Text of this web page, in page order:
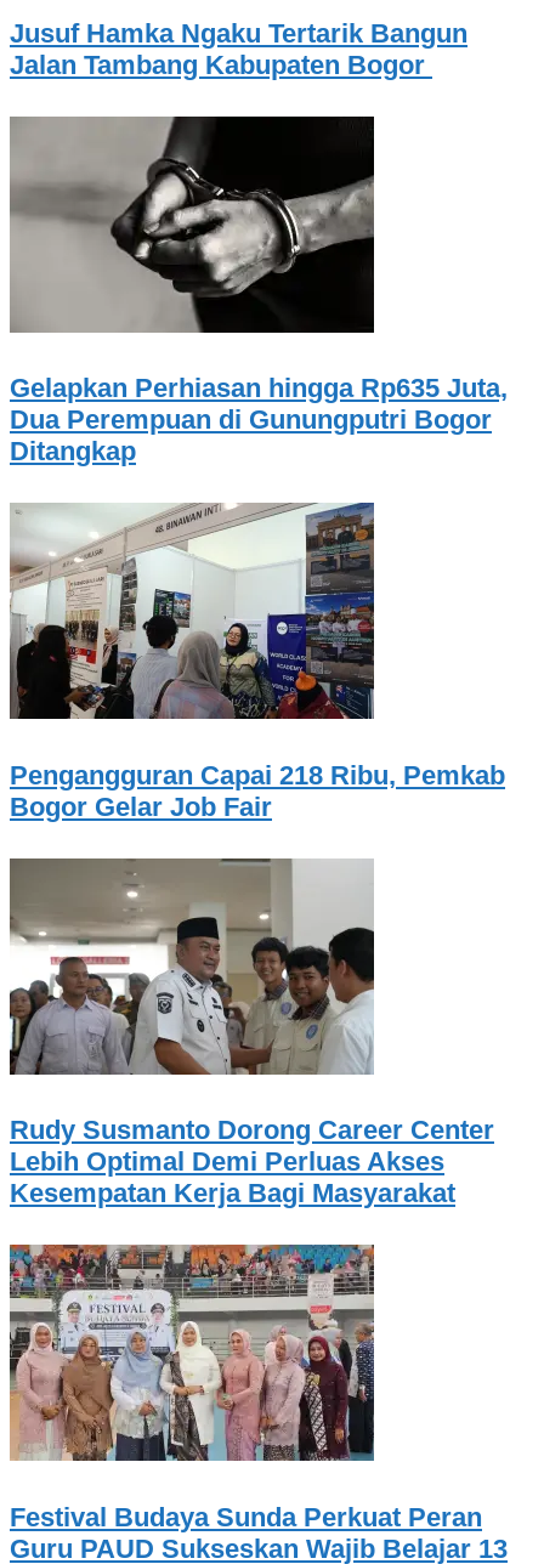
Jusuf Hamka Ngaku Tertarik Bangun
Jalan Tambang Kabupaten Bogor
Gelapkan Perhiasan hingga Rp635 Juta,
Dua Perempuan di Gunungputri Bogor
Ditangkap
Pengangguran Capai 218 Ribu, Pemkab
Bogor Gelar Job Fair
Rudy Susmanto Dorong Career Center
Lebih Optimal Demi Perluas Akses
Kesempatan Kerja Bagi Masyarakat
Festival Budaya Sunda Perkuat Peran
Guru PAUD Sukseskan Wajib Belajar 13